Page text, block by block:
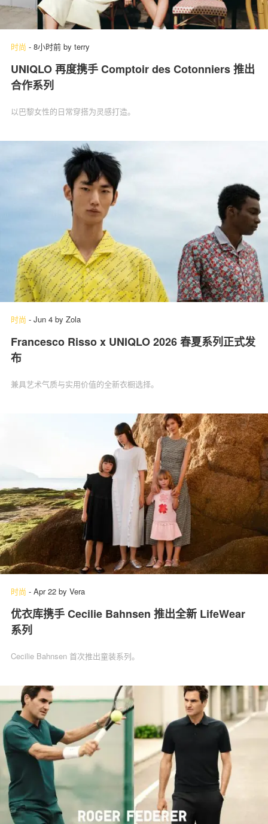
时尚 - 8小时前 by terry
UNIQLO 再度携手 Comptoir des Cotonniers 推出
合作系列
以巴黎女性的日常穿搭为灵感打造。
时尚 - Jun 4 by Zola
Francesco Risso x UNIQLO 2026 春夏系列正式发
布
兼具艺术气质与实用价值的全新衣橱选择。
时尚 - Apr 22 by Vera
优衣库携手 Cecilie Bahnsen 推出全新 LifeWear
系列
Cecilie Bahnsen 首次推出童装系列。